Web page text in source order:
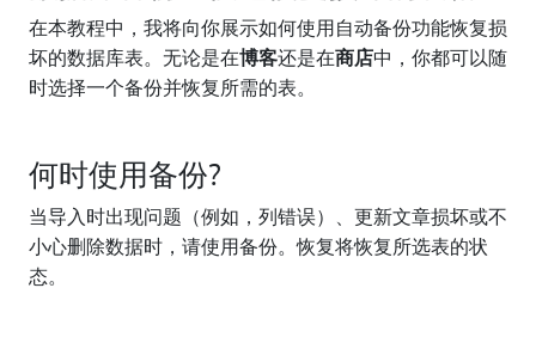
在本教程中，我将向你展示如何使用自动备份功能恢复损
坏的数据库表。无论是在博客还是在商店中，你都可以随
时选择一个备份并恢复所需的表。
何时使用备份?
当导入时出现问题（例如，列错误）、更新文章损坏或不
小心删除数据时，请使用备份。恢复将恢复所选表的状
态。